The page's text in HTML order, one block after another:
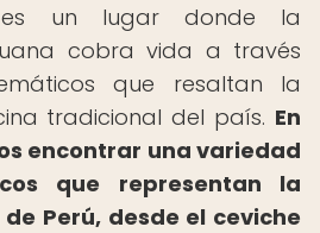
es un lugar donde la
cobra vida a través
que resaltan la
tradicional del país. En
encontrar una variedad
que representan la
Perú, desde el ceviche